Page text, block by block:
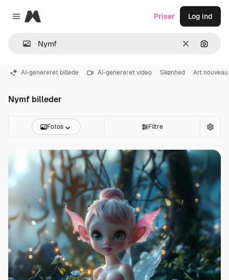
Close menu
Magnific
Klar Søg
Priser Log ind
AI-genereret billede AI-genereret video Skønhed Art nouveau
Nymf billeder
Fotos Filtre